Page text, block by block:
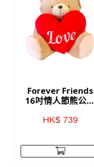
Forever Friends
16吋情人節熊公仔
HK$ 739